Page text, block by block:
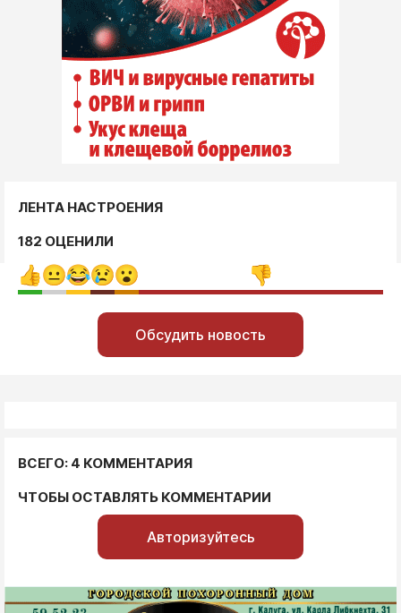
ЛЕНТА НАСТРОЕНИЯ
182 ОЦЕНИЛИ
Обсудить новость
ВСЕГО: 4 КОММЕНТАРИЯ
ЧТОБЫ ОСТАВЛЯТЬ КОММЕНТАРИИ
Авторизуйтесь